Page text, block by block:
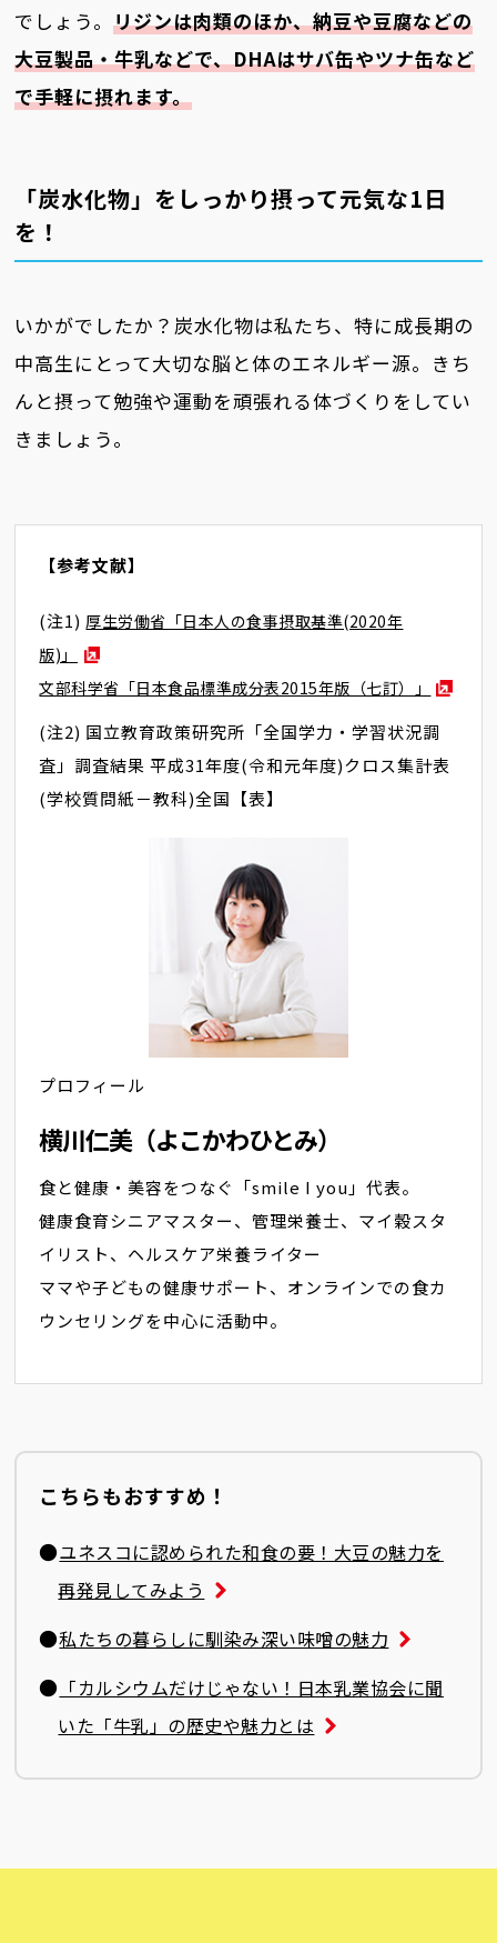
でしょう。リジンは肉類のほか、納豆や豆腐などの
大豆製品・牛乳などで、DHAはサバ缶やツナ缶など
で手軽に摂れます。
「炭水化物」をしっかり摂って元気な1日
を！
いかがでしたか？炭水化物は私たち、特に成長期の
中高生にとって大切な脳と体のエネルギー源。きち
んと摂って勉強や運動を頑張れる体づくりをしてい
きましょう。
【参考文献】
(注1) 厚生労働省「日本人の食事摂取基準(2020年
版)」
文部科学省「日本食品標準成分表2015年版（七訂）」
(注2) 国立教育政策研究所「全国学力・学習状況調
査」調査結果 平成31年度(令和元年度)クロス集計表
(学校質問紙－教科)全国【表】
プロフィール
横川仁美（よこかわひとみ）
食と健康・美容をつなぐ「smile I you」代表。
健康食育シニアマスター、管理栄養士、マイ穀スタ
イリスト、ヘルスケア栄養ライター
ママや子どもの健康サポート、オンラインでの食カ
ウンセリングを中心に活動中。
こちらもおすすめ！
●ユネスコに認められた和食の要！大豆の魅力を
再発見してみよう
●私たちの暮らしに馴染み深い味噌の魅力
● 「カルシウムだけじゃない！日本乳業協会に聞
いた「牛乳」の歴史や魅力とは